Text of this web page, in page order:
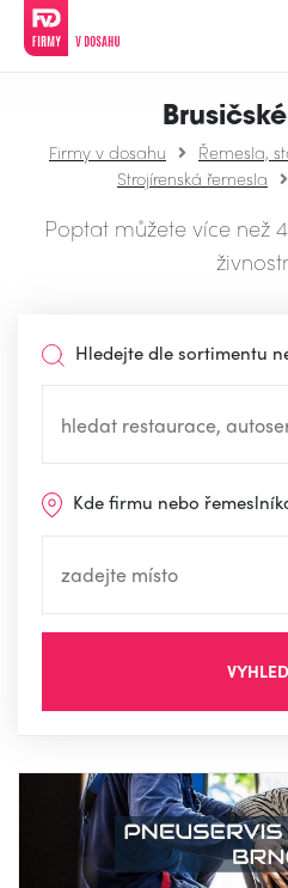
Firmy v dosahu
Řemesla,
Strojírenská řemesla
Poptat můžete více než
Hledejte dle sortimentu
Kde firmu nebo